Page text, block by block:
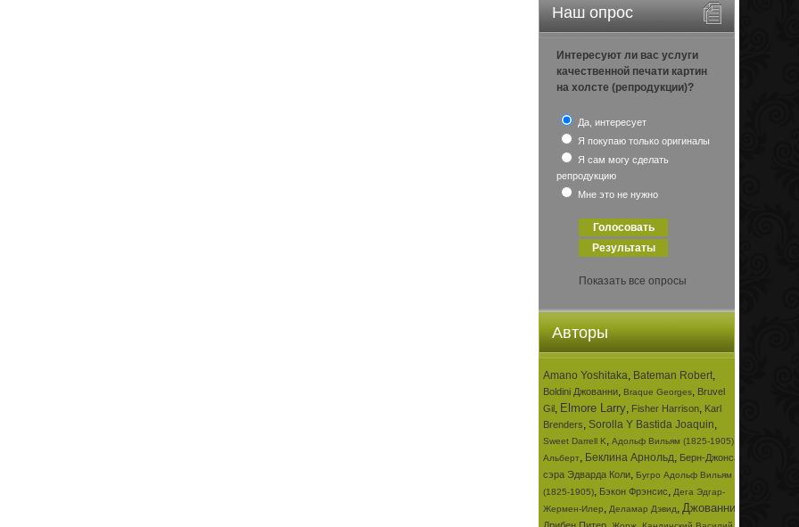
Наш опрос
Интересуют ли вас услуги
качественной печати картин
на холсте (репродукции)?
Да, интересует
Я покупаю только оригиналы
Я сам могу сделать
репродукцию
Мне это не нужно
Показать все опросы
Авторы
Amano Yoshitaka, Bateman Robert,
Boldini Джованни, Braque Georges, Bruvel
Gil, Elmore Larry, Fisher Harrison, Karl
Brenders, Sorolla Y Bastida Joaquin,
Sweet Darrell K, Адольф Вильям (1825-1905)
Альберт, Беклина Арнольд, Берн-Джонса
сэра Эдварда Коли, Бугро Адольф Вильям
(1825-1905), Бэкон Фрэнсис, Дега Эдгар-
Жермен-Илер, Деламар Дэвид, Джованни